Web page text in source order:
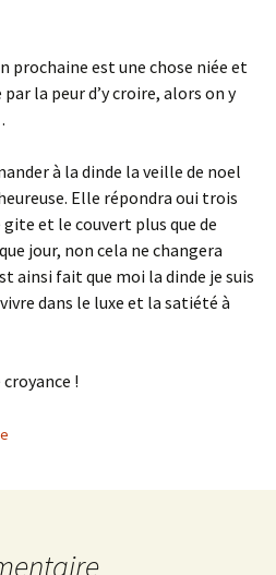
prochaine est une chose niée et
la peur d’y croire, alors on y
à la dinde la veille de noel
Elle répondra oui trois
gite et le couvert plus que de
jour, non cela ne changera
ainsi fait que moi la dinde je suis
dans le luxe et la satiété à
!